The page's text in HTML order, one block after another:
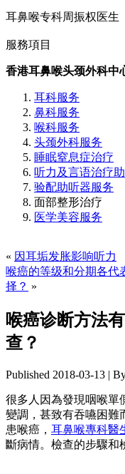
耳鼻喉专科周振权医生
服務項目
香港耳鼻喉头颈外科中
耳科服务
鼻科服务
喉科服务
头颈外科服务
睡眠窒息症治疗
听力及言语治疗助
验配助听器服务
面部整形治疗
医学美容服务
« 因耳垢发胀影响听力
喉癌的等级和分期各代
择？ »
喉癌诊断方法
查？
Published 2018-03-13 |
很多人因為發現咽喉單
變調，甚致有吞嚥困難
患喉癌， 耳鼻喉專科醫
斷病情。檢查的步驟和